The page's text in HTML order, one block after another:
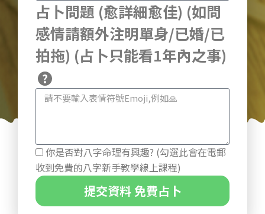
占卜問題 (愈詳細愈佳) (如問
感情請額外注明單身/已婚/已
拍拖) (占卜只能看1年內之事)
你是否對八字命理有興趣? (勾選此會在電郵
收到免費的八字新手教學線上課程)
提交資料 免費占卜